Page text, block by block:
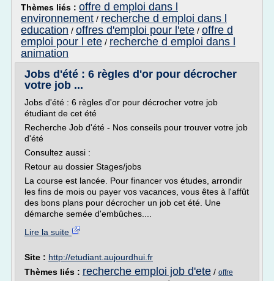
Thèmes liés : offre d emploi dans l
environnement / recherche d emploi dans l
education / offres d'emploi pour l'ete / offre d
emploi pour l ete / recherche d emploi dans l
animation
Jobs d'été : 6 règles d'or pour décrocher
votre job ...
Jobs d'été : 6 règles d'or pour décrocher votre job
étudiant de cet été
Recherche Job d'été - Nos conseils pour trouver votre job
d'été
Consultez aussi :
Retour au dossier Stages/jobs
La course est lancée. Pour financer vos études, arrondir
les fins de mois ou payer vos vacances, vous êtes à l'affût
des bons plans pour décrocher un job cet été. Une
démarche semée d'embûches....
Lire la suite
Site : http://etudiant.aujourdhui.fr
Thèmes liés : recherche emploi job d'ete / offre